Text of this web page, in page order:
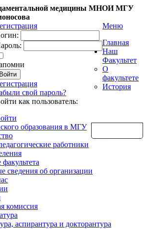
медицины МНОИ МГУ
свой пароль?
как пользователь:
Меню
Главная
Наш
Факультет
О
факультете
История
образования в МГУ
работники
сведения об организации
комиссия
аспирантура и докторантура